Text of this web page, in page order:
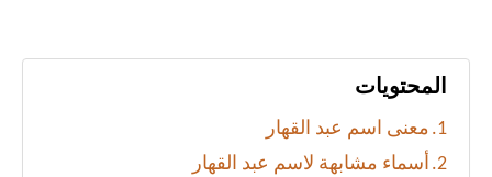
المحتويات
معنى اسم عبد القهار
أسماء مشابهة لاسم عبد القهار